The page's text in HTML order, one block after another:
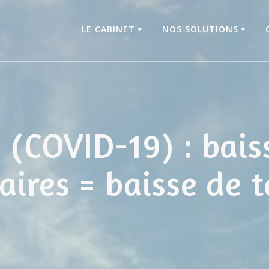
LE CABINET NOS SOLUTIONS
19) :
= baisse de